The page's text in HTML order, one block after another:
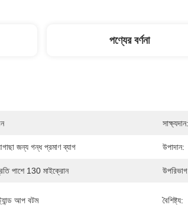
পণ্যের বর্ণনা
সাক্ষ্যদান:
জন্য গন্ধ প্রমাণ ব্যাগ উপাদান:
পাশে 130 মাইক্রোন
আপ বটম বৈশিষ্ট্য: